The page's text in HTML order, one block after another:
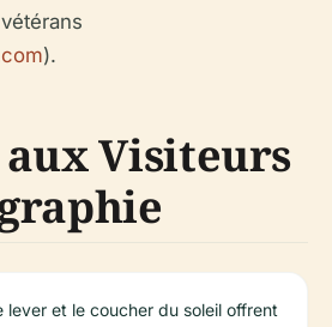
).
aux Visiteurs
lever et le coucher du soleil offrent